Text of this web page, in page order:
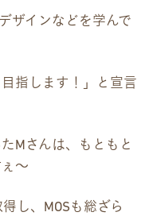
ザインなどを学んで
指します！」と宣言
Mさんは、もともと
〜
し、MOSも総ざら